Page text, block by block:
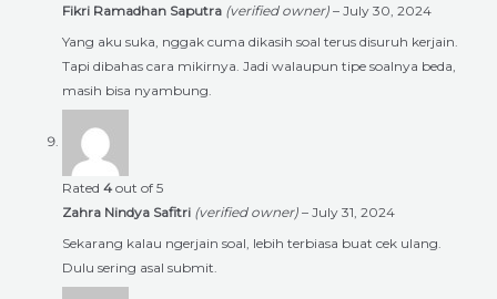
Fikri Ramadhan Saputra (verified owner) – July 30, 2024
Yang aku suka, nggak cuma dikasih soal terus disuruh kerjain.
Tapi dibahas cara mikirnya. Jadi walaupun tipe soalnya beda,
masih bisa nyambung.
Rated 4 out of 5
Zahra Nindya Safitri (verified owner) – July 31, 2024
Sekarang kalau ngerjain soal, lebih terbiasa buat cek ulang.
Dulu sering asal submit.